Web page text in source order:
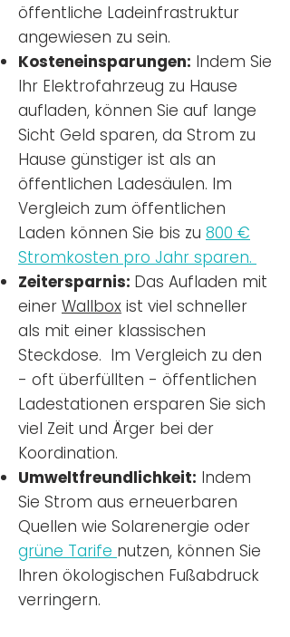
öffentliche Ladeinfrastruktur
angewiesen zu sein.
Kosteneinsparungen: Indem Sie
Ihr Elektrofahrzeug zu Hause
aufladen, können Sie auf lange
Sicht Geld sparen, da Strom zu
Hause günstiger ist als an
öffentlichen Ladesäulen. Im
Vergleich zum öffentlichen
Laden können Sie bis zu 800 €
Stromkosten pro Jahr sparen.
Zeitersparnis: Das Aufladen mit
einer Wallbox ist viel schneller
als mit einer klassischen
Steckdose. Im Vergleich zu den
- oft überfüllten - öffentlichen
Ladestationen ersparen Sie sich
viel Zeit und Ärger bei der
Koordination.
Umweltfreundlichkeit: Indem
Sie Strom aus erneuerbaren
Quellen wie Solarenergie oder
grüne Tarife nutzen, können Sie
Ihren ökologischen Fußabdruck
verringern.